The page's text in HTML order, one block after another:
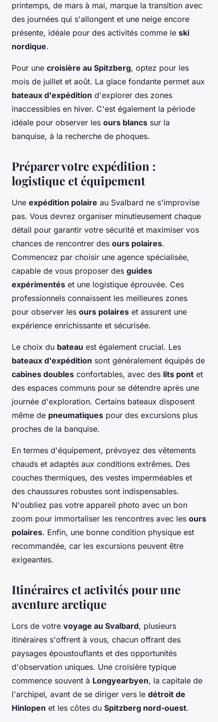
printemps, de mars à mai, marque la transition avec
des journées qui s'allongent et une neige encore
présente, idéale pour des activités comme le ski
nordique.
Pour une croisière au Spitzberg, optez pour les
mois de juillet et août. La glace fondante permet aux
bateaux d'expédition d'explorer des zones
inaccessibles en hiver. C'est également la période
idéale pour observer les ours blancs sur la
banquise, à la recherche de phoques.
Préparer votre expédition :
logistique et équipement
Une expédition polaire au Svalbard ne s'improvise
pas. Vous devrez organiser minutieusement chaque
détail pour garantir votre sécurité et maximiser vos
chances de rencontrer des ours polaires.
Commencez par choisir une agence spécialisée,
capable de vous proposer des guides
expérimentés et une logistique éprouvée. Ces
professionnels connaissent les meilleures zones
pour observer les ours polaires et assurent une
expérience enrichissante et sécurisée.
Le choix du bateau est également crucial. Les
bateaux d'expédition sont généralement équipés de
cabines doubles confortables, avec des lits pont et
des espaces communs pour se détendre après une
journée d'exploration. Certains bateaux disposent
même de pneumatiques pour des excursions plus
proches de la banquise.
En termes d'équipement, prévoyez des vêtements
chauds et adaptés aux conditions extrêmes. Des
couches thermiques, des vestes imperméables et
des chaussures robustes sont indispensables.
N'oubliez pas votre appareil photo avec un bon
zoom pour immortaliser les rencontres avec les ours
polaires. Enfin, une bonne condition physique est
recommandée, car les excursions peuvent être
exigeantes.
Itinéraires et activités pour une
aventure arctique
Lors de votre voyage au Svalbard, plusieurs
itinéraires s'offrent à vous, chacun offrant des
paysages époustouflants et des opportunités
d'observation uniques. Une croisière typique
commence souvent à Longyearbyen, la capitale de
l'archipel, avant de se diriger vers le détroit de
Hinlopen et les côtes du Spitzberg nord-ouest.